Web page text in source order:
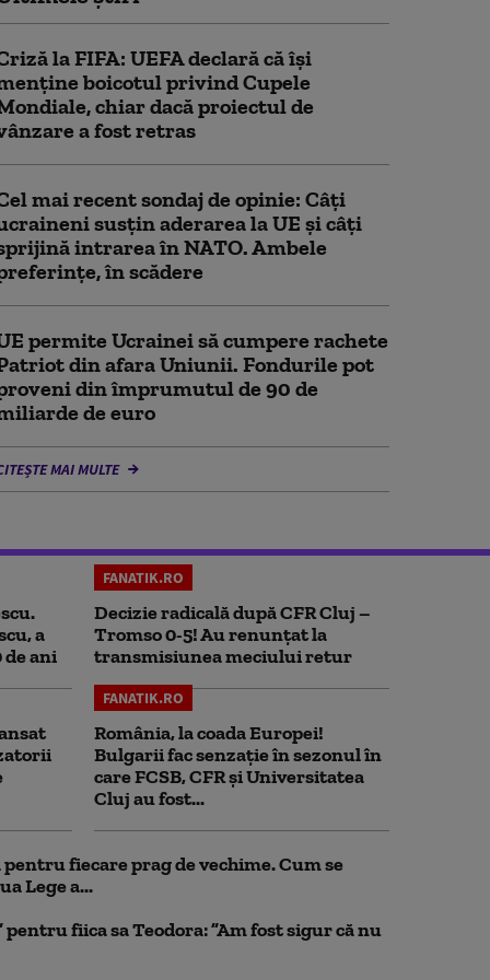
la FIFA: UEFA declară că îşi
boicotul privind Cupele
chiar dacă proiectul de
a fost retras
mai recent sondaj de opinie: Câți
susțin aderarea la UE și câți
intrarea în NATO. Ambele
în scădere
permite Ucrainei să cumpere rachete
din afara Uniunii. Fondurile pot
din împrumutul de 90 de
de euro
MAI MULTE
a
ani
FANATIK.RO
Decizie radicală după CFR Cluj –
Tromso 0-5! Au renunțat la
transmisiunea meciului retur
FANATIK.RO
România, la coada Europei!
Bulgarii fac senzație în sezonul în
care FCSB, CFR și Universitatea
Cluj au fost...
fiecare prag de vechime. Cum se
Lege a...
fiica sa Teodora: ”Am fost sigur că nu